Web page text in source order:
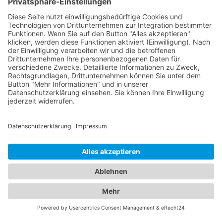
Zugang zu erfahrenen Kinderärzten in Bodenheim,
Rhein, die sich auf die Betreuung der kleinen
Patienten spezialisiert haben. Sie kümmern sich
um die Gesundheit, Entwicklung und das
Wohlergehen Ihrer Kinder und bieten
Vorsorgeuntersuchungen, Impfungen und die
Behandlung von Kinderkrankheiten an. Mit ihrer
Fachkompetenz und ihrem einfühlsamen Umgang
schaffen sie eine vertrauensvolle Atmosphäre für
Branchenportal, um den besten Augenarzt und
dafür, dass die Gesundheit Ihrer Augen und die
Ihrer Familie in den besten Händen sind.
Jetzt Augenarzt finden!